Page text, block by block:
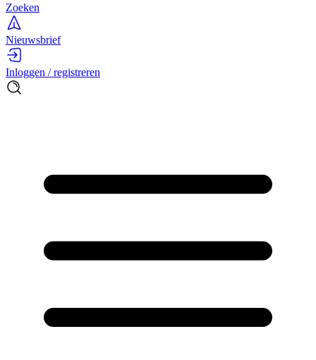
Zoeken
Nieuwsbrief
Inloggen / registreren